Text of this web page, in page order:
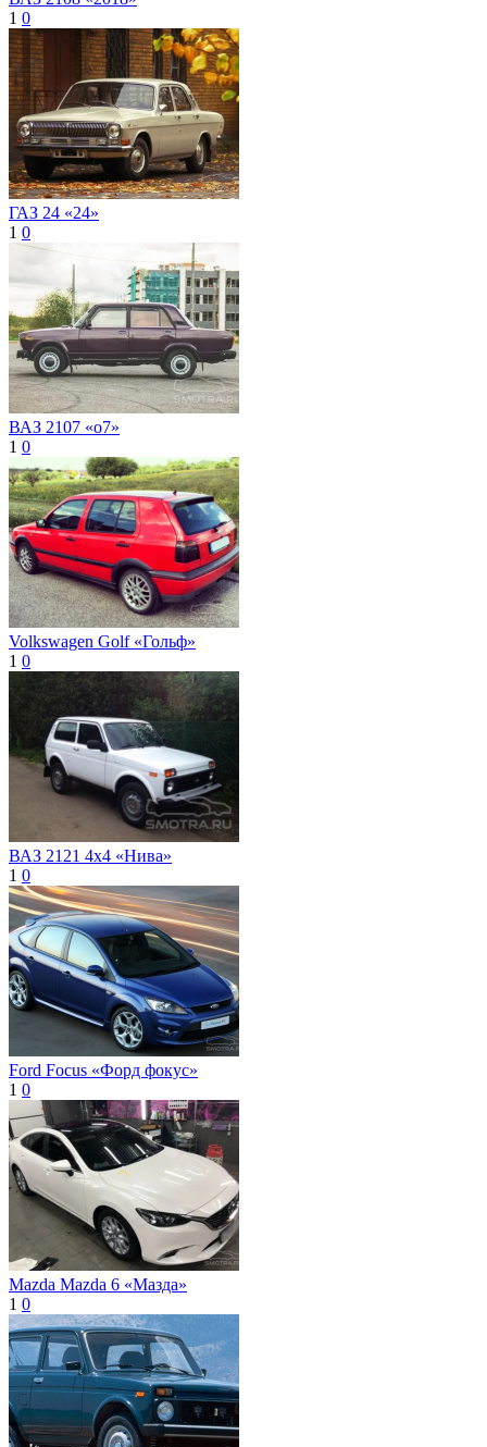
1 0
ГАЗ 24 «24»
1 0
ВАЗ 2107 «о7»
1 0
Volkswagen Golf «Гольф»
1 0
ВАЗ 2121 4x4 «Нива»
1 0
Ford Focus «Форд фокус»
1 0
Mazda Mаzda 6 «Мазда»
1 0